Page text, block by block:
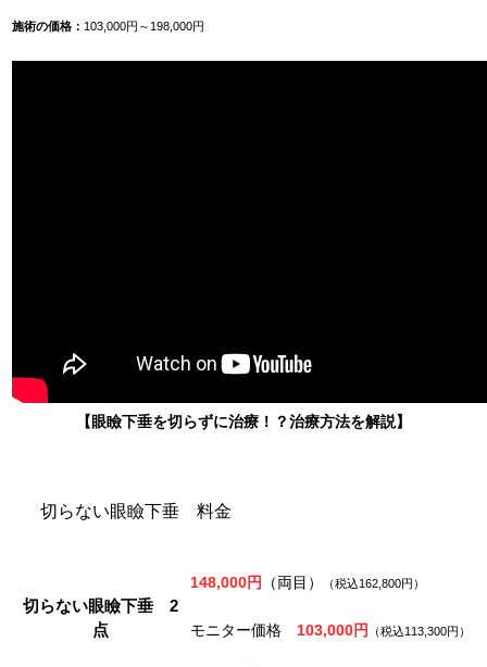
施術の価格： 103,000円～198,000円
【眼瞼下垂を切らずに治療！？治療方法を解説】
切らない眼瞼下垂 料金
切らない眼瞼下垂 2
点
148,000円 （両目） （税込162,800円）
モニター価格 103,000円 （税込113,300円）